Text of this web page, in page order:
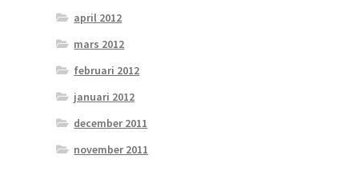
april 2012
mars 2012
februari 2012
januari 2012
december 2011
november 2011